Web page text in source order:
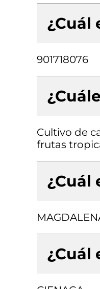
¿Cuál
901718076
Cultivo de
frutas
¿Cuál
¿Cuál